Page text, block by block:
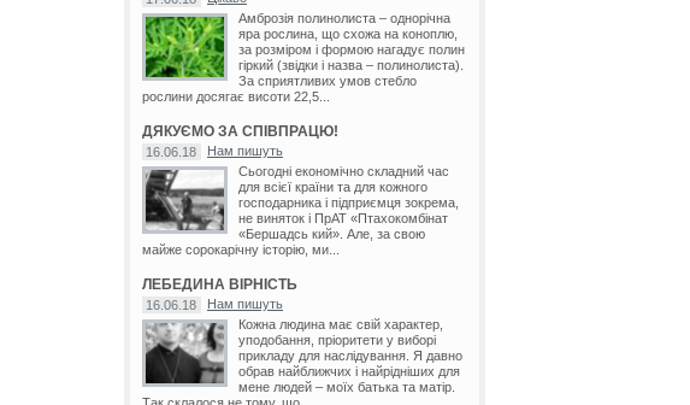
Амброзія полинолиста – однорічна
яра рослина, що схожа на коноплю,
за розміром і формою нагадує полин
гіркий (звідки і назва – полинолиста).
За сприятливих умов стебло
рослини досягає висоти 22,5...
ДЯКУЄМО ЗА СПІВПРАЦЮ!
16.06.18
Нам пишуть
Сьогодні економічно складний час
для всієї країни та для кожного
господарника і підприємця зокрема,
не виняток і ПрАТ «Птахокомбінат
«Бершадсь кий». Але, за свою
майже сорокарічну історію, ми...
ЛЕБЕДИНА ВІРНІСТЬ
16.06.18
Нам пишуть
Кожна людина має свій характер,
уподобання, пріоритети у виборі
прикладу для наслідування. Я давно
обрав найближчих і найрідніших для
мене людей – моїх батька та матір.